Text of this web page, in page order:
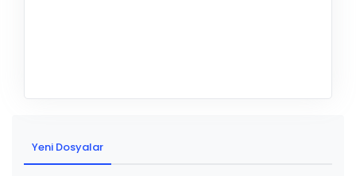
Yeni Dosyalar